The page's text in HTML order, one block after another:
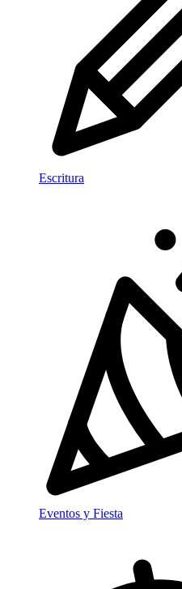
Escritura
Eventos y Fiesta